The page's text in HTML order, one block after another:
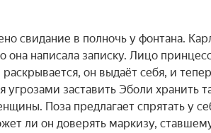
свидание в полночь у фонтана.
она написала записку. Лицо
он выдаёт себя, и
угрозами заставить Эболи хранить
Поза предлагает спрятать у
ли он доверять маркизу,